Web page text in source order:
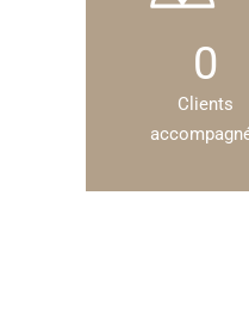
0
Clients